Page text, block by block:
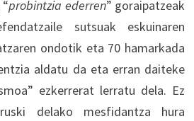
probintzia ederren” goraipatzeak
sutsuak eskuinaren
ondotik eta 70 hamarkada
aldatu da eta erran daiteke
ezkerrerat lerratu dela. Ez
delako mesfidantza hura